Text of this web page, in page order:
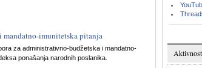
mandatno-imunitetska pitanja
za administrativno-budžetska i mandatno-
ponašanja narodnih poslanika.